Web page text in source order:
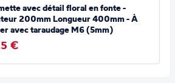
avec détail floral en fonte -
200mm Longueur 400mm - À
avec taraudage M6 (5mm)
€